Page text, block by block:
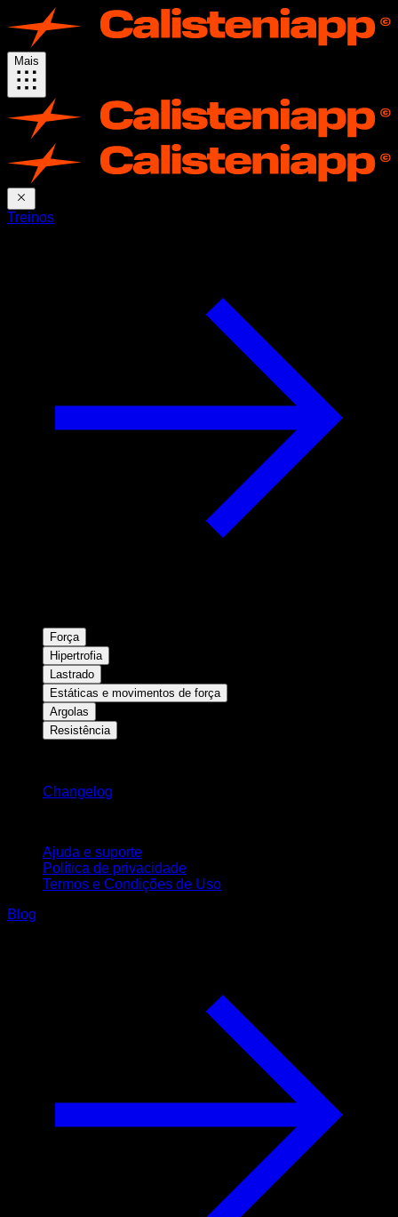
Mais
Treinos
Força
Hipertrofia
Lastrado
Estáticas e movimentos de força
Argolas
Resistência
Changelog
Ajuda e suporte
Política de privacidade
Termos e Condições de Uso
Blog